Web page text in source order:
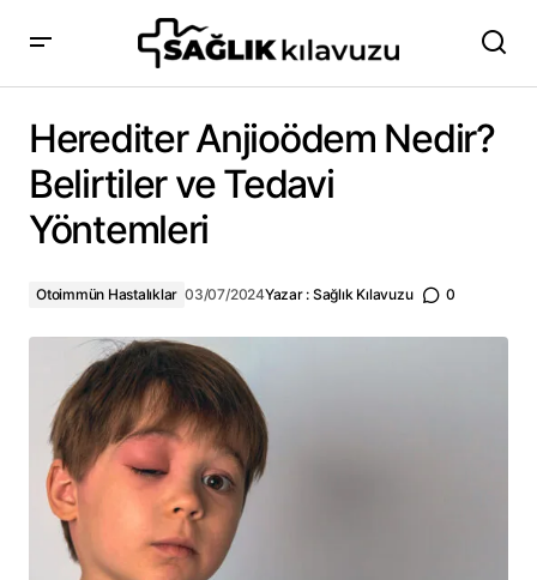
Herediter Anjioödem Nedir?
Belirtiler ve Tedavi
Yöntemleri
Otoimmün Hastalıklar 03/07/2024Yazar : Sağlık Kılavuzu 0